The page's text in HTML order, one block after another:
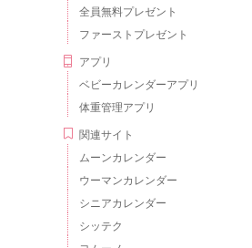
全員無料プレゼント
ファーストプレゼント
アプリ
ベビーカレンダーアプリ
体重管理アプリ
関連サイト
ムーンカレンダー
ウーマンカレンダー
シニアカレンダー
シッテク